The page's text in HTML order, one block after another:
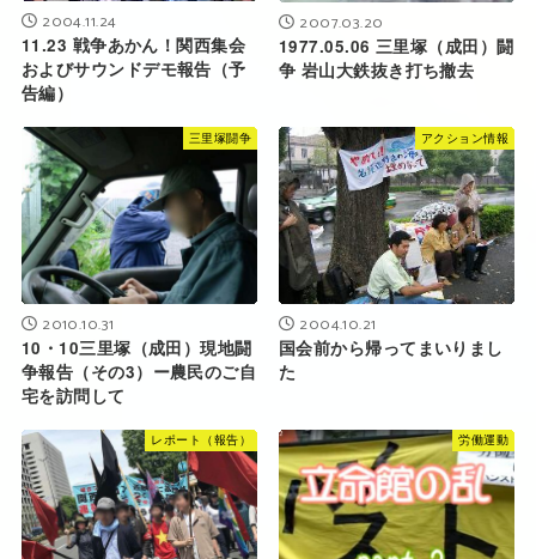
2004.11.24
11.23 戦争あかん！関西集会
およびサウンドデモ報告（予
告編）
2007.03.20
1977.05.06 三里塚（成田）闘
争 岩山大鉄抜き打ち撤去
三里塚闘争
2010.10.31
10・10三里塚（成田）現地闘
争報告（その3）ー農民のご自
宅を訪問して
アクション情報
2004.10.21
国会前から帰ってまいりまし
た
レポート（報告） 労働運動